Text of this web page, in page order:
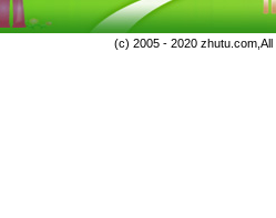
(c) 2005 - 2020